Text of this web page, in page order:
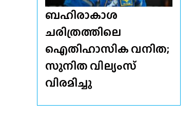
ബഹിരാകാശ
ചരിത്രത്തിലെ
ഐതിഹാസിക വനിത;
സുനിത വില്യംസ്
വിരമിച്ചു